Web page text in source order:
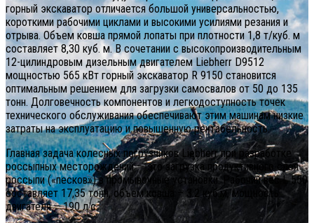
горный экскаватор отличается большой универсальностью,
короткими рабочими циклами и высокими усилиями резания и
отрыва. Объем ковша прямой лопаты при плотности 1,8 т/куб. м
составляет 8,30 куб. м. В сочетании с высокопроизводительным
12-цилиндровым дизельным двигателем Liebherr D9512
мощностью 565 кВт горный экскаватор R 9150 становится
оптимальным решением для загрузки самосвалов от 50 до 135
тонн. Долговечность компонентов и легкодоступность точек
технического обслуживания обеспечивают этим машинам низкие
затраты на эксплуатацию и повышенную рентабельность.
Главная задача колесных погрузчиков Liebherr при разработке
россыпных месторождений — это загрузка продуктивного слоя
россыпи («песков») в промывочные установки. Рабочий вес L 550
составляет 17,35 тонн, объем ковша – 3.2 куб.м, мощность
двигателя – 190 л.с.